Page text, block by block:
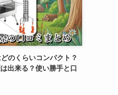
のくらいコンパクト？
出来る？使い勝手と口